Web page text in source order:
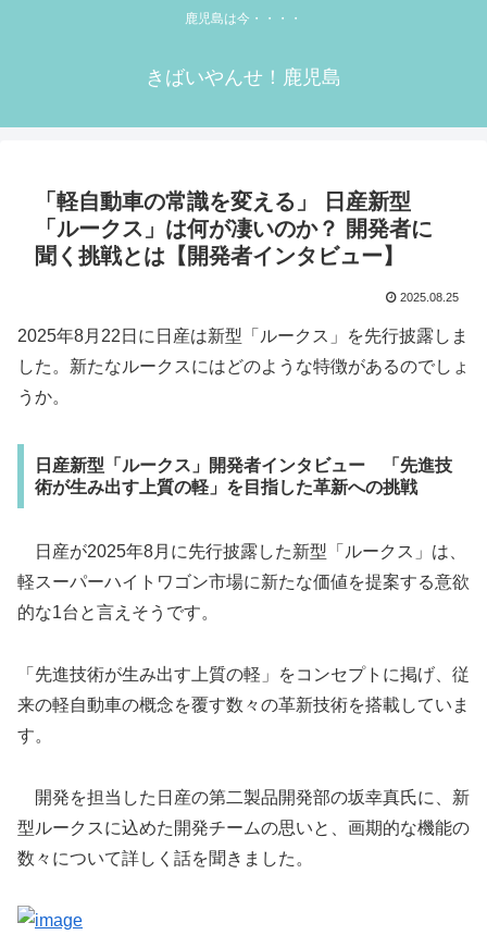
鹿児島は今・・・・
きばいやんせ！鹿児島
「軽自動車の常識を変える」 日産新型
「ルークス」は何が凄いのか？ 開発者に
聞く挑戦とは【開発者インタビュー】
2025.08.25
2025年8月22日に日産は新型「ルークス」を先行披露しま
した。新たなルークスにはどのような特徴があるのでしょ
うか。
日産新型「ルークス」開発者インタビュー 「先進技
術が生み出す上質の軽」を目指した革新への挑戦
日産が2025年8月に先行披露した新型「ルークス」は、
軽スーパーハイトワゴン市場に新たな価値を提案する意欲
的な1台と言えそうです。
「先進技術が生み出す上質の軽」をコンセプトに掲げ、従
来の軽自動車の概念を覆す数々の革新技術を搭載していま
す。
開発を担当した日産の第二製品開発部の坂幸真氏に、新
型ルークスに込めた開発チームの思いと、画期的な機能の
数々について詳しく話を聞きました。